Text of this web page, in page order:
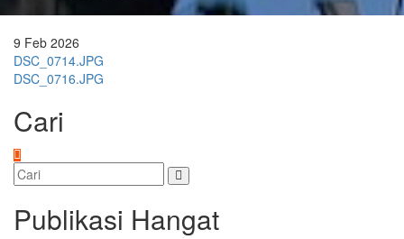
9 Feb 2026
Navigasi
pos
DSC_0714.JPG
DSC_0716.JPG
Cari
Publikasi Hangat